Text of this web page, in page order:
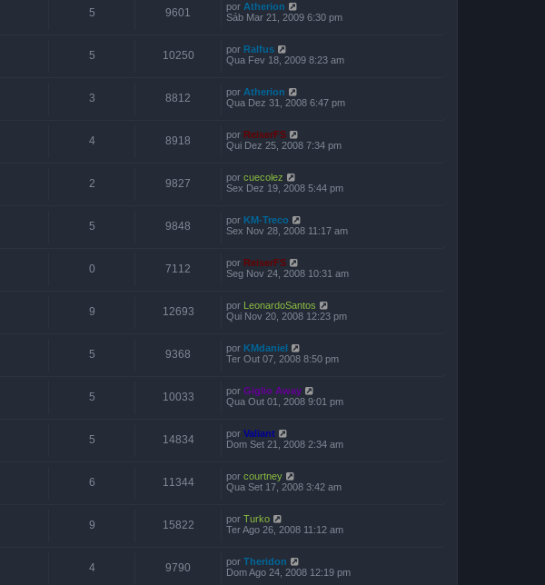
5 9601 por Atherion
Sáb Mar 21, 2009 6:30 pm
5 10250 por Ralfus
Qua Fev 18, 2009 8:23 am
3 8812 por Atherion
Qua Dez 31, 2008 6:47 pm
4 8918 por ReiserFS
Qui Dez 25, 2008 7:34 pm
2 9827 por cuecolez
Sex Dez 19, 2008 5:44 pm
5 9848 por KM-Treco
Sex Nov 28, 2008 11:17 am
0 7112 por ReiserFS
Seg Nov 24, 2008 10:31 am
9 12693 por LeonardoSantos
Qui Nov 20, 2008 12:23 pm
5 9368 por KMdaniel
Ter Out 07, 2008 8:50 pm
5 10033 por Giglio Away
Qua Out 01, 2008 9:01 pm
5 14834 por Valiant
Dom Set 21, 2008 2:34 am
6 11344 por courtney
Qua Set 17, 2008 3:42 am
9 15822 por Turko
Ter Ago 26, 2008 11:12 am
4 9790 por Theridon
Dom Ago 24, 2008 12:19 pm